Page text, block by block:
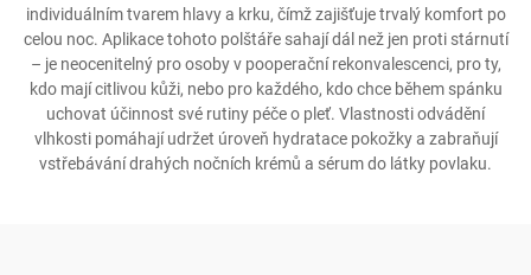
individuálním tvarem hlavy a krku, čímž zajišťuje trvalý komfort po
celou noc. Aplikace tohoto polštáře sahají dál než jen proti stárnutí
– je neocenitelný pro osoby v pooperační rekonvalescenci, pro ty,
kdo mají citlivou kůži, nebo pro každého, kdo chce během spánku
uchovat účinnost své rutiny péče o pleť. Vlastnosti odvádění
vlhkosti pomáhají udržet úroveň hydratace pokožky a zabraňují
vstřebávání drahých nočních krémů a sérum do látky povlaku.